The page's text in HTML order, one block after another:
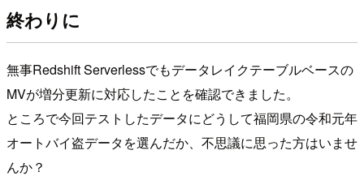
終わりに
無事Redshift Serverlessでもデータレイクテーブルベースの
MVが増分更新に対応したことを確認できました。
ところで今回テストしたデータにどうして福岡県の令和元年
オートバイ盗データを選んだか、不思議に思った方はいませ
んか？